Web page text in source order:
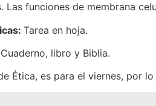
Las funciones de membrana
Tarea en hoja.
Cuaderno, libro y Biblia.
Ética, es para el viernes, por